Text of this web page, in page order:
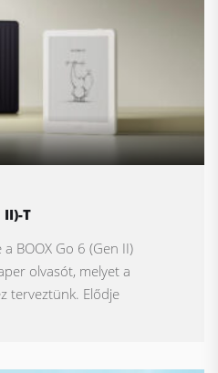
II)-T
BOOX Go 6 (Gen II)
olvasót, melyet a
terveztünk. Elődje